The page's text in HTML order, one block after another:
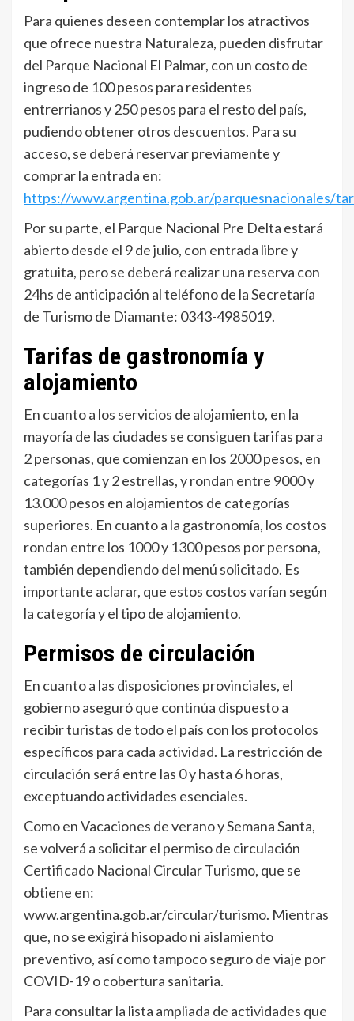
Para quienes deseen contemplar los atractivos
que ofrece nuestra Naturaleza, pueden disfrutar
del Parque Nacional El Palmar, con un costo de
ingreso de 100 pesos para residentes
entrerrianos y 250 pesos para el resto del país,
pudiendo obtener otros descuentos. Para su
acceso, se deberá reservar previamente y
comprar la entrada en:
https://www.argentina.gob.ar/parquesnacionales/
Por su parte, el Parque Nacional Pre Delta estará
abierto desde el 9 de julio, con entrada libre y
gratuita, pero se deberá realizar una reserva con
24hs de anticipación al teléfono de la Secretaría
de Turismo de Diamante: 0343-4985019.
Tarifas de gastronomía y
alojamiento
En cuanto a los servicios de alojamiento, en la
mayoría de las ciudades se consiguen tarifas para
2 personas, que comienzan en los 2000 pesos, en
categorías 1 y 2 estrellas, y rondan entre 9000 y
13.000 pesos en alojamientos de categorías
superiores. En cuanto a la gastronomía, los costos
rondan entre los 1000 y 1300 pesos por persona,
también dependiendo del menú solicitado. Es
importante aclarar, que estos costos varían según
la categoría y el tipo de alojamiento.
Permisos de circulación
En cuanto a las disposiciones provinciales, el
gobierno aseguró que continúa dispuesto a
recibir turistas de todo el país con los protocolos
específicos para cada actividad. La restricción de
circulación será entre las 0 y hasta 6 horas,
exceptuando actividades esenciales.
Como en Vacaciones de verano y Semana Santa,
se volverá a solicitar el permiso de circulación
Certificado Nacional Circular Turismo, que se
obtiene en:
www.argentina.gob.ar/circular/turismo. Mientras
que, no se exigirá hisopado ni aislamiento
preventivo, así como tampoco seguro de viaje por
COVID-19 o cobertura sanitaria.
Para consultar la lista ampliada de actividades que